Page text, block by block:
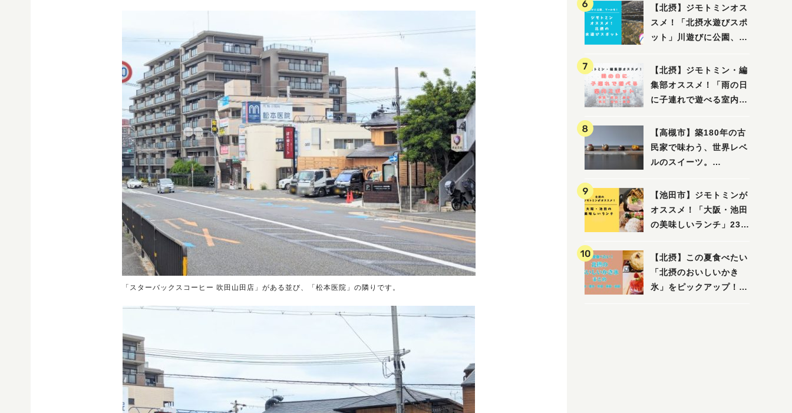
「スターバックスコーヒー 吹田山田店」がある並び、「松本医院」の隣りです。
【北摂】ジモトミンオス
スメ！「北摂水遊びスポ
ット」川遊びに公園、プ
吹田・茨木・高槻）
【北摂】ジモトミン・編
集部オススメ！「雨の日
に子連れで遊べる室内ス
箕面・吹田・豊中・茨
木・池田）
【高槻市】築180年の古
民家で味わう、世界レベ
ルのスイーツ。
月3日にオープン！（教
えたい/教えて）
【池田市】ジモトミンが
オススメ！「大阪・池田
の美味しいランチ」23
【北摂】この夏食べたい
「北摂のおいしいかき
氷」をピックアップ！